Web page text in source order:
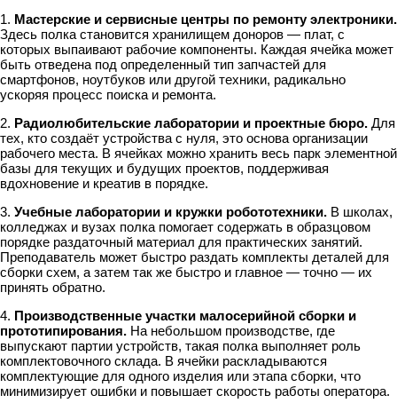
1. Мастерские и сервисные центры по ремонту электроники.
Здесь полка становится хранилищем доноров — плат, с
которых выпаивают рабочие компоненты. Каждая ячейка может
быть отведена под определенный тип запчастей для
смартфонов, ноутбуков или другой техники, радикально
ускоряя процесс поиска и ремонта.
2. Радиолюбительские лаборатории и проектные бюро. Для
тех, кто создаёт устройства с нуля, это основа организации
рабочего места. В ячейках можно хранить весь парк элементной
базы для текущих и будущих проектов, поддерживая
вдохновение и креатив в порядке.
3. Учебные лаборатории и кружки робототехники. В школах,
колледжах и вузах полка помогает содержать в образцовом
порядке раздаточный материал для практических занятий.
Преподаватель может быстро раздать комплекты деталей для
сборки схем, а затем так же быстро и главное — точно — их
принять обратно.
4. Производственные участки малосерийной сборки и
прототипирования. На небольшом производстве, где
выпускают партии устройств, такая полка выполняет роль
комплектовочного склада. В ячейки раскладываются
комплектующие для одного изделия или этапа сборки, что
минимизирует ошибки и повышает скорость работы оператора.